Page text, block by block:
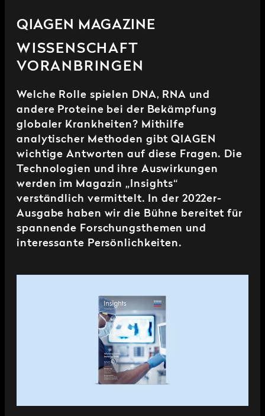
QIAGEN MAGAZINE
WISSENSCHAFT
VORANBRINGEN
Welche Rolle spielen DNA, RNA und
andere Proteine bei der Bekämpfung
globaler Krankheiten? Mithilfe
analytischer Methoden gibt QIAGEN
wichtige Antworten auf diese Fragen. Die
Technologien und ihre Auswirkungen
werden im Magazin „Insights“
verständlich vermittelt. In der 2022er-
Ausgabe haben wir die Bühne bereitet für
spannende Forschungsthemen und
interessante Persönlichkeiten.